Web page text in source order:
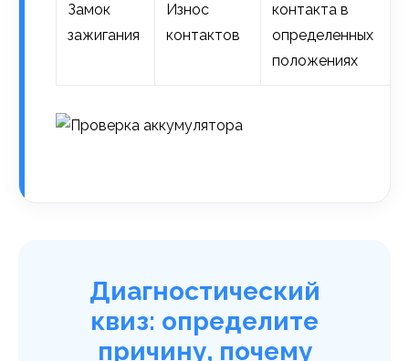
Замок
зажигания
Износ
контактов
контакта в
определенных
положениях
Диагностический
квиз: определите
причину, почему